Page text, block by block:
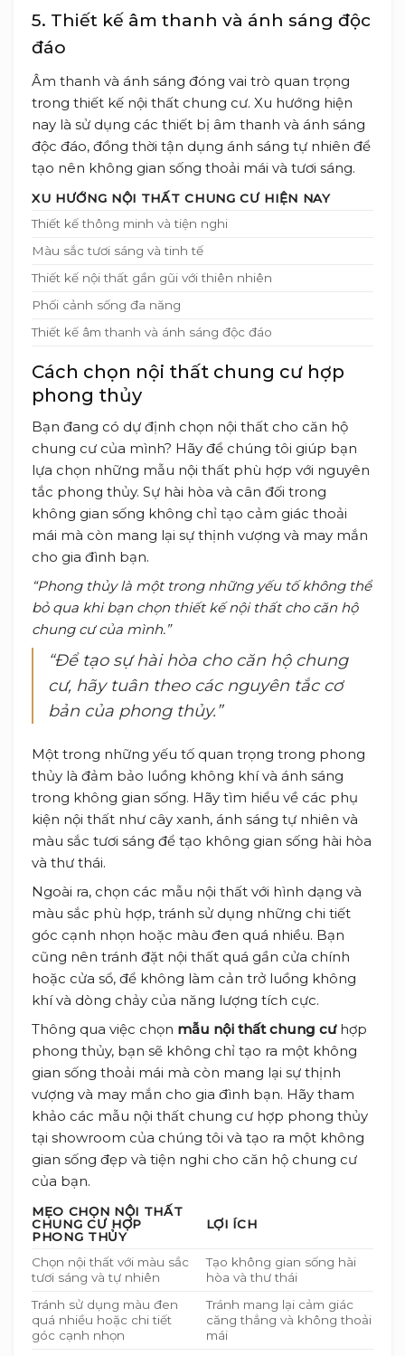
5. Thiết kế âm thanh và ánh sáng độc
đáo
Âm thanh và ánh sáng đóng vai trò quan trọng
trong thiết kế nội thất chung cư. Xu hướng hiện
nay là sử dụng các thiết bị âm thanh và ánh sáng
độc đáo, đồng thời tận dụng ánh sáng tự nhiên để
tạo nên không gian sống thoải mái và tươi sáng.
XU HƯỚNG NỘI THẤT CHUNG CƯ HIỆN NAY
Thiết kế thông minh và tiện nghi
Màu sắc tươi sáng và tinh tế
Thiết kế nội thất gần gũi với thiên nhiên
Phối cảnh sống đa năng
Thiết kế âm thanh và ánh sáng độc đáo
Cách chọn nội thất chung cư hợp
phong thủy
Bạn đang có dự định chọn nội thất cho căn hộ
chung cư của mình? Hãy để chúng tôi giúp bạn
lựa chọn những mẫu nội thất phù hợp với nguyên
tắc phong thủy. Sự hài hòa và cân đối trong
không gian sống không chỉ tạo cảm giác thoải
mái mà còn mang lại sự thịnh vượng và may mắn
cho gia đình bạn.
“Phong thủy là một trong những yếu tố không thể
bỏ qua khi bạn chọn thiết kế nội thất cho căn hộ
chung cư của mình.”
“Để tạo sự hài hòa cho căn hộ chung
cư, hãy tuân theo các nguyên tắc cơ
bản của phong thủy.”
Một trong những yếu tố quan trọng trong phong
thủy là đảm bảo luồng không khí và ánh sáng
trong không gian sống. Hãy tìm hiểu về các phụ
kiện nội thất như cây xanh, ánh sáng tự nhiên và
màu sắc tươi sáng để tạo không gian sống hài hòa
và thư thái.
Ngoài ra, chọn các mẫu nội thất với hình dạng và
màu sắc phù hợp, tránh sử dụng những chi tiết
góc cạnh nhọn hoặc màu đen quá nhiều. Bạn
cũng nên tránh đặt nội thất quá gần cửa chính
hoặc cửa sổ, để không làm cản trở luồng không
khí và dòng chảy của năng lượng tích cực.
Thông qua việc chọn mẫu nội thất chung cưhợp
phong thủy, bạn sẽ không chỉ tạo ra một không
gian sống thoải mái mà còn mang lại sự thịnh
vượng và may mắn cho gia đình bạn. Hãy tham
khảo các mẫu nội thất chung cư hợp phong thủy
tại showroom của chúng tôi và tạo ra một không
gian sống đẹp và tiện nghi cho căn hộ chung cư
của bạn.
MẸO CHỌN NỘI THẤT
CHUNG CƯ HỢP
PHONG THỦY
LỢI ÍCH
Chọn nội thất với màu sắc
tươi sáng và tự nhiên
Tạo không gian sống hài
hòa và thư thái
Tránh sử dụng màu đen
quá nhiều hoặc chi tiết
góc cạnh nhọn
Tránh mang lại cảm giác
căng thẳng và không thoải
mái